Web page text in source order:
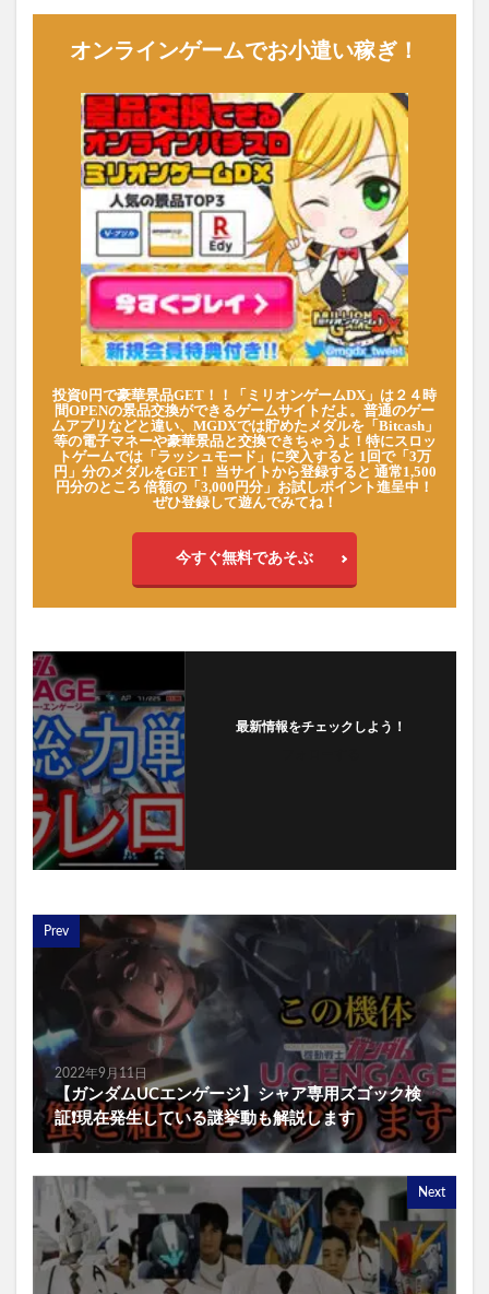
オンラインゲームでお小遣い稼ぎ！
投資0円で豪華景品GET！！「ミリオンゲームDX」は２４時
間OPENの景品交換ができるゲームサイトだよ。普通のゲー
ムアプリなどと違い、MGDXでは貯めたメダルを「Bitcash」
等の電子マネーや豪華景品と交換できちゃうよ！特にスロッ
トゲームでは「ラッシュモード」に突入すると 1回で「3万
円」分のメダルをGET！ 当サイトから登録すると 通常1,500
円分のところ 倍額の「3,000円分」お試しポイント進呈中！
ぜひ登録して遊んでみてね！
今すぐ無料であそぶ
最新情報をチェックしよう！
Prev
2022年9月11日
【ガンダムUCエンゲージ】シャア専用ズゴック検
証❗️現在発生している謎挙動も解説します
Next